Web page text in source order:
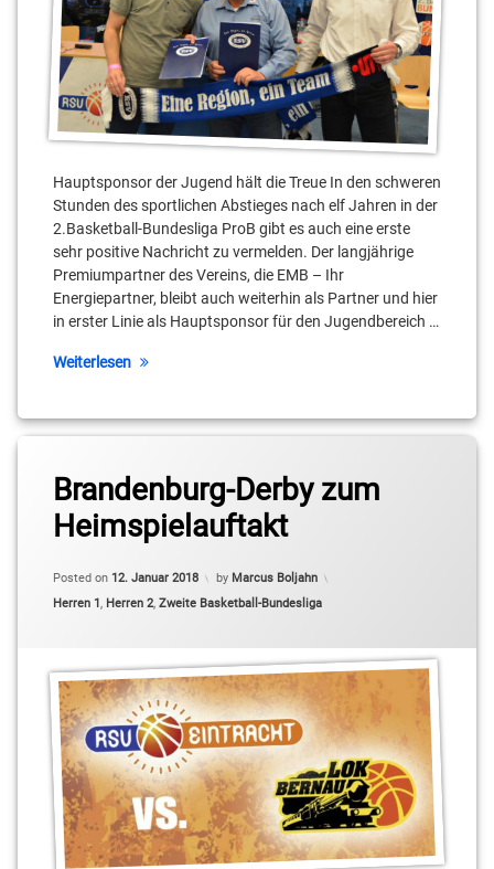
Hauptsponsor der Jugend hält die Treue In den schweren
Stunden des sportlichen Abstieges nach elf Jahren in der
2.Basketball-Bundesliga ProB gibt es auch eine erste
sehr positive Nachricht zu vermelden. Der langjährige
Premiumpartner des Vereins, die EMB – Ihr
Energiepartner, bleibt auch weiterhin als Partner und hier
in erster Linie als Hauptsponsor für den Jugendbereich …
Weiterlesen
Mackeldanz
Stahnsdorf
Teltow
Brandenburg-Derby zum
Heimspielauftakt
Posted on 12. Januar 2018
Updated on12. Januar 2018
by Marcus Boljahn
Categories:
Herren 1, Herren 2, Zweite Basketball-Bundesliga
2.
Basketball-
Bundesliga
Pro B
BBIS
Ferdinand
Zylka
Georgi
Boyanov
Jonas
Mattissek